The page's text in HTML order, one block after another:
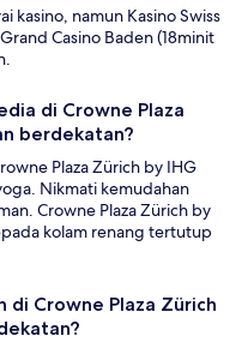
kasino, namun Kasino Swiss
Casino Baden (18minit
di Crowne Plaza
berdekatan?
Plaza Zürich by IHG
Nikmati kemudahan
Crowne Plaza Zürich by
kolam renang tertutup
Crowne Plaza Zürich